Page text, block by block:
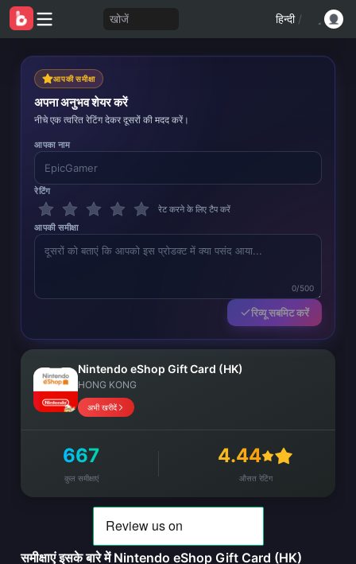
खोजें हिन्दी /
आपकी समीक्षा
अपना अनुभव शेयर करें
नीचे एक त्वरित रेटिंग देकर दूसरों की मदद करें।
आपका नाम
रेटिंग
रेट करने के लिए टैप करें
आपकी समीक्षा
0/500
रिव्यू सबमिट करें
Nintendo eShop Gift Card (HK)
HONG KONG
अभी खरीदें
667
कुल समीक्षाएं
4.44
औसत रेटिंग
समीक्षाएं इसके बारे में Nintendo eShop Gift Card (HK)